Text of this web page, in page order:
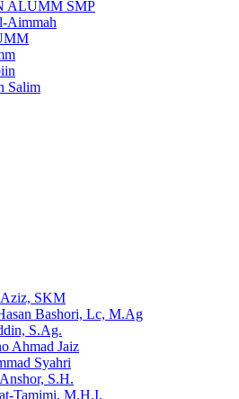
ALUMM SMP
Aimmah
Salim
SKM
Bashori, Lc, M.Ag
S.Ag.
Ahmad Jaiz
Syahri
S.H.
Tamimi, M.H.I.